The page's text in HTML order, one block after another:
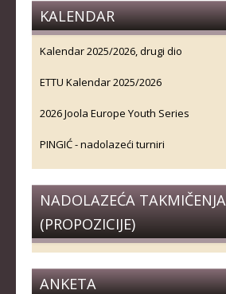
KALENDAR
Kalendar 2025/2026, drugi dio
ETTU Kalendar 2025/2026
2026 Joola Europe Youth Series
PINGIĆ - nadolazeći turniri
NADOLAZEĆA TAKMIČENJA
(PROPOZICIJE)
ANKETA